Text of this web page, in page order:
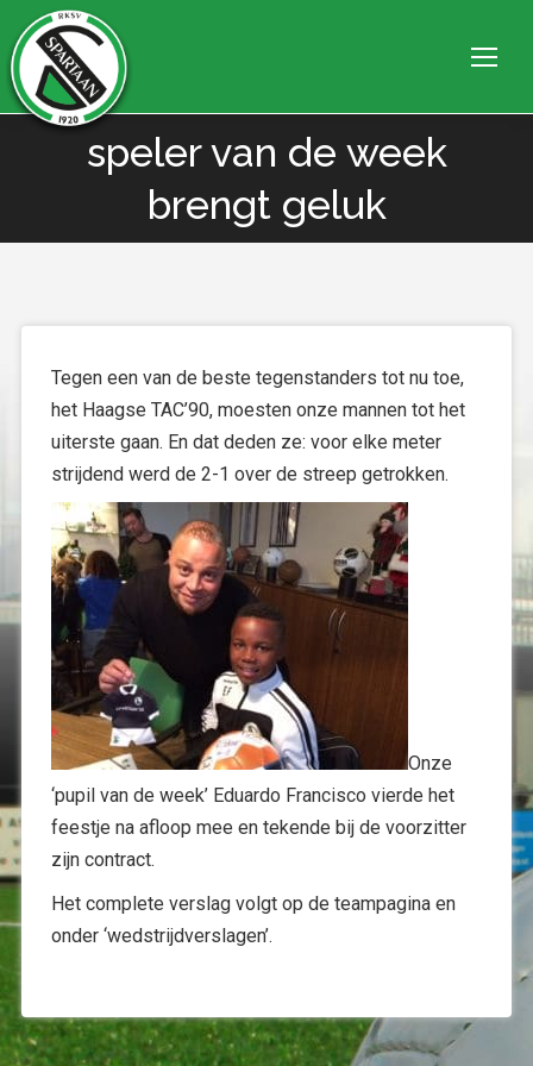
speler van de week
brengt geluk
Tegen een van de beste tegenstanders tot nu toe,
het Haagse TAC’90, moesten onze mannen tot het
uiterste gaan. En dat deden ze: voor elke meter
strijdend werd de 2-1 over de streep getrokken.
Onze
‘pupil van de week’ Eduardo Francisco vierde het
feestje na afloop mee en tekende bij de voorzitter
zijn contract.
Het complete verslag volgt op de teampagina en
onder ‘wedstrijdverslagen’.